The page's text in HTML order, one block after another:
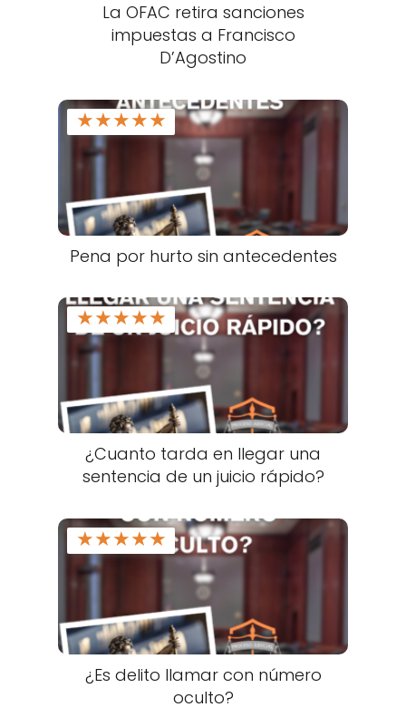
La OFAC retira sanciones
impuestas a Francisco
D’Agostino
★★★★★
Pena por hurto sin antecedentes
★★★★★
¿Cuanto tarda en llegar una
sentencia de un juicio rápido?
★★★★★
¿Es delito llamar con número
oculto?